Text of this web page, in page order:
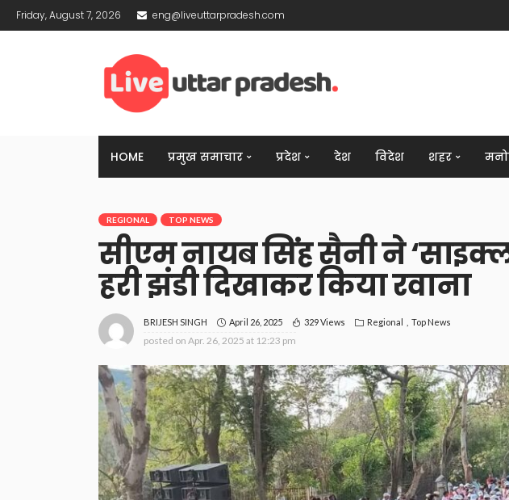
Friday, August 7, 2026 eng@liveuttarpradesh.com
HOME प्रमुख समाचार प्रदेश देश विदेश शहर
REGIONAL TOP NEWS
सीएम नायब सिंह सैनी ने
हरी झंडी दिखाकर किया रवाना
BRIJESH SINGH April 26, 2025 329 Views Regional Top News
posted on Apr. 26, 2025 at 12:23 pm